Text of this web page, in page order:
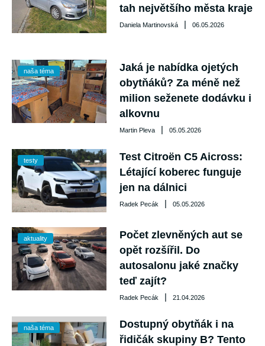
tah největšího města kraje
Daniela Martinovská | 06.05.2026
naša téma
Jaká je nabídka ojetých
obytňáků? Za méně než
milion seženete dodávku i
alkovnu
Martin Pleva | 05.05.2026
testy
Test Citroën C5 Aicross:
Létající koberec funguje
jen na dálnici
Radek Pecák | 05.05.2026
aktuality
Počet zlevněných aut se
opět rozšířil. Do
autosalonu jaké značky
teď zajít?
Radek Pecák | 21.04.2026
naša téma
Dostupný obytňák i na
řidičák skupiny B? Tento